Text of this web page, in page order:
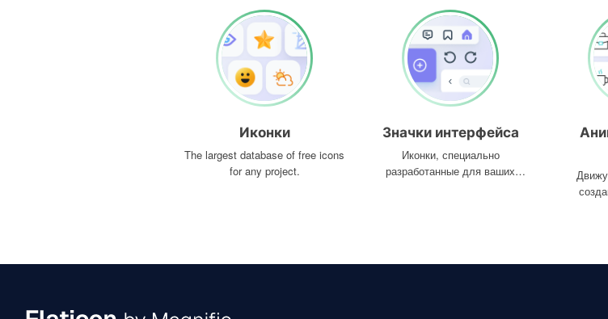
Иконки
The largest database of free icons
for any project.
Значки интерфейса
Иконки, специально
разработанные для ваших